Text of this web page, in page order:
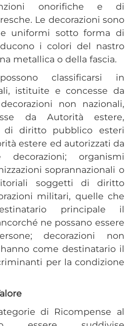
onorifiche e di
Le decorazioni sono
uniformi sotto forma di
i colori del nastro
metallica o della fascia.
classificarsi in
istituite e concesse da
non nazionali,
da Autorità estere,
diritto pubblico esteri
estere ed autorizzati da
organismi
soprannazionali o
soggetti di diritto
militari, quelle che
principale il
ne possano essere
decorazioni non
come destinatario il
per la condizione
di Ricompense al